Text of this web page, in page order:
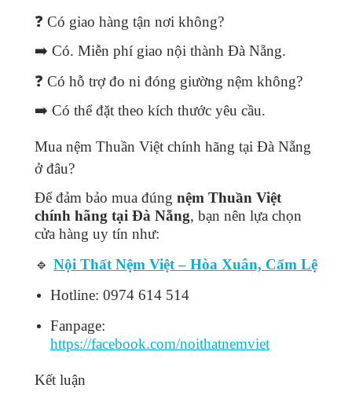
❓ Có giao hàng tận nơi không?
➡️ Có. Miễn phí giao nội thành Đà Nẵng.
❓ Có hỗ trợ đo ni đóng giường nệm không?
➡️ Có thể đặt theo kích thước yêu cầu.
Mua nệm Thuần Việt chính hãng tại Đà Nẵng
ở đâu?
Để đảm bảo mua đúng nệm Thuần Việt
chính hãng tại Đà Nẵng, bạn nên lựa chọn
cửa hàng uy tín như:
🔹 Nội Thất Nệm Việt – Hòa Xuân, Cẩm Lệ
Hotline: 0974 614 514
Fanpage:
https://facebook.com/noithatnemviet
Kết luận